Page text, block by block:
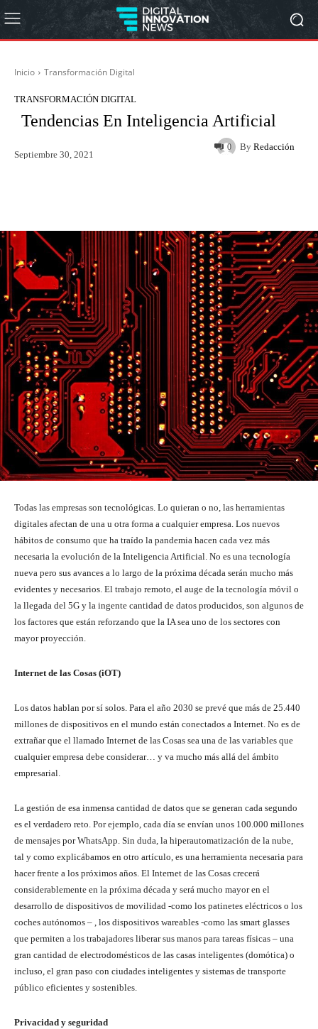
Inicio Transformación Digital
TRANSFORMACIÓN DIGITAL
Tendencias En Inteligencia Artificial
By Redacción
Septiembre 30, 2021
0
Todas las empresas son tecnológicas. Lo quieran o no, las herramientas
digitales afectan de una u otra forma a cualquier empresa. Los nuevos
hábitos de consumo que ha traído la pandemia hacen cada vez más
necesaria la evolución de la Inteligencia Artificial. No es una tecnología
nueva pero sus avances a lo largo de la próxima década serán mucho más
evidentes y necesarios. El trabajo remoto, el auge de la tecnología móvil o
la llegada del 5G y la ingente cantidad de datos producidos, son algunos de
los factores que están reforzando que la IA sea uno de los sectores con
mayor proyección.
Internet de las Cosas (iOT)
Los datos hablan por sí solos. Para el año 2030 se prevé que más de 25.440
millones de dispositivos en el mundo están conectados a Internet. No es de
extrañar que el llamado Internet de las Cosas sea una de las variables que
cualquier empresa debe considerar… y va mucho más allá del ámbito
empresarial.
La gestión de esa inmensa cantidad de datos que se generan cada segundo
es el verdadero reto. Por ejemplo, cada día se envían unos 100.000 millones
de mensajes por WhatsApp. Sin duda, la hiperautomatización de la nube,
tal y como explicábamos en otro artículo, es una herramienta necesaria para
hacer frente a los próximos años. El Internet de las Cosas crecerá
considerablemente en la próxima década y será mucho mayor en el
desarrollo de dispositivos de movilidad -como los patinetes eléctricos o los
coches autónomos – , los dispositivos wareables -como las smart glasses
que permiten a los trabajadores liberar sus manos para tareas físicas – una
gran cantidad de electrodomésticos de las casas inteligentes (domótica) o
incluso, el gran paso con ciudades inteligentes y sistemas de transporte
público eficientes y sostenibles.
Privacidad y seguridad